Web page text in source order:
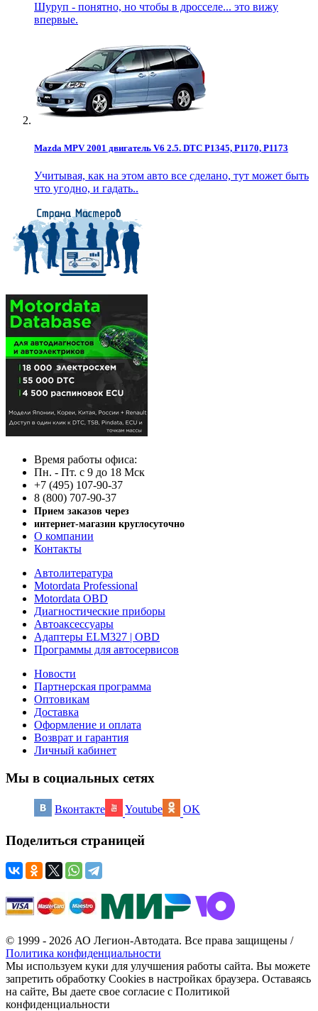
Шуруп - понятно, но чтобы в дросселе... это вижу
впервые.
Mazda MPV 2001 двигатель V6 2.5. DTC P1345, P1170, P1173
Учитывая, как на этом авто все сделано, тут может быть
что угодно, и гадать..
Время работы офиса:
Пн. - Пт. с 9 до 18 Мск
+7 (495) 107-90-37
8 (800) 707-90-37
Прием заказов через
интернет-магазин круглосуточно
О компании
Контакты
Автолитература
Motordata Professional
Motordata OBD
Диагностические приборы
Автоаксессуары
Адаптеры ELM327 | OBD
Программы для автосервисов
Новости
Партнерская программа
Оптовикам
Доставка
Оформление и оплата
Возврат и гарантия
Личный кабинет
Мы в социальных сетях
Вконтакте Youtube OK
Поделиться страницей
© 1999 - 2026 АО Легион-Автодата. Все права защищены /
Политика конфиденциальности
Мы используем куки для улучшения работы сайта. Вы можете
запретить обработку Cookies в настройках браузера. Оставаясь
на сайте, Вы даете свое согласие с Политикой
конфиденциальности